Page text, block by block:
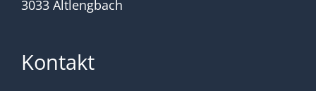
3033 Altlengbach
Kontakt